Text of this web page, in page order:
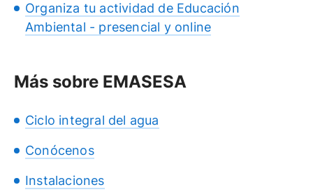
Organiza tu actividad de Educación
Ambiental - presencial y online
Más sobre EMASESA
Ciclo integral del agua
Conócenos
Instalaciones